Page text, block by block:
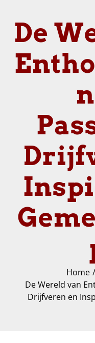
De
Home
De Wereld van
Drijfveren en